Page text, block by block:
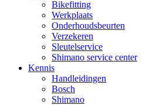
Bikefitting
Werkplaats
Onderhoudsbeurten
Verzekeren
Sleutelservice
Shimano service center
Kennis
Handleidingen
Bosch
Shimano